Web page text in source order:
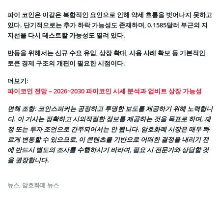
파이 코인은 이같은 복합적인 요인으로 인해 약세 흐름을 벗어나지 못하고
있다. 단기적으로는 추가 하락 가능성도 존재하며, 0.1585달러 부근의 지
지선을 다시 테스트할 가능성도 열려 있다.
반등을 위해서는 신규 수요 유입, 상장 확대, 사용 사례 확보 등 기본적인
토큰 경제 구조의 개편이 필요한 시점이다.
더보기:
파이코인 전망 – 2026~2030 파이코인 시세 분석과 업비트 상장 가능성
면책 조항: 코인스피커는 공정하고 투명한 보도를 제공하기 위해 노력합니
다. 이 기사는 정확하고 시의적절한 정보를 제공하는 것을 목표로 하며, 재
정 또는 투자 조언으로 간주되어서는 안 됩니다. 암호화폐 시장은 매우 빠
르게 변동할 수 있으므로, 이 콘텐츠를 기반으로 어떠한 결정을 내리기 전
에 반드시 별도의 조사를 수행하시기 바라며, 필요 시 전문가와 상담할 것
을 권장합니다.
뉴스, 암호화폐 뉴스